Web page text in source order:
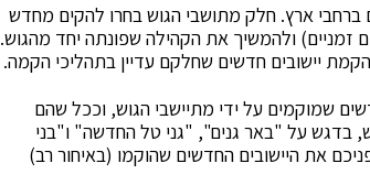
ארץ. חלק מתושבי הגוש בחרו להקים מחדש
זמניים) ולהמשיך את הקהילה שפונתה יחד מהגוש.
יישובים חדשים שחלקם עדיין בתהליכי הקמה.
שמוקמים על ידי מתיישבי הגוש, וככל שהם
בדגש על "באר גנים", "גני טל החדשה" ו"בני
את היישובים החדשים שהוקמו (באיחור רב)